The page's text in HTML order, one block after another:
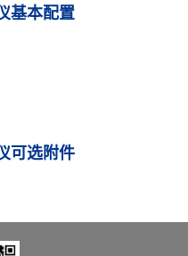
基本配置
可选附件